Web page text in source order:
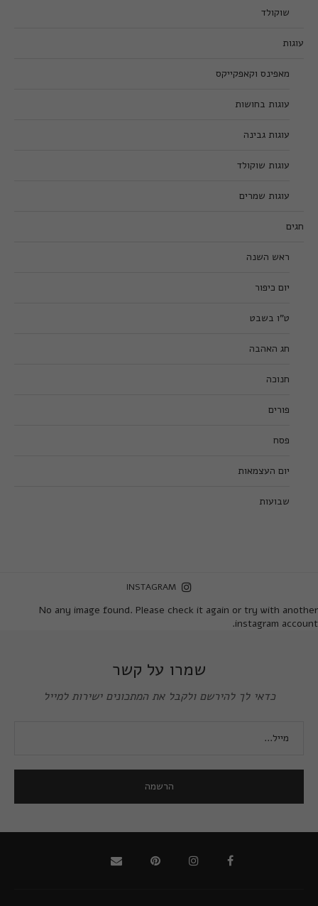
שוקולד
עוגות
מאפינס וקאפקייקס
עוגות בחושות
עוגות גבינה
עוגות שוקולד
עוגות שמרים
חגים
ראש השנה
יום כיפור
ט”ו בשבט
חג האהבה
חנוכה
פורים
פסח
יום העצמאות
שבועות
INSTAGRAM
No any image found. Please check it again or try with another
instagram account.
שמרו על קשר
כדאי לך להירשם ולקבל את המתכונים ישירות למייל